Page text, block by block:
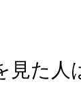
見た人